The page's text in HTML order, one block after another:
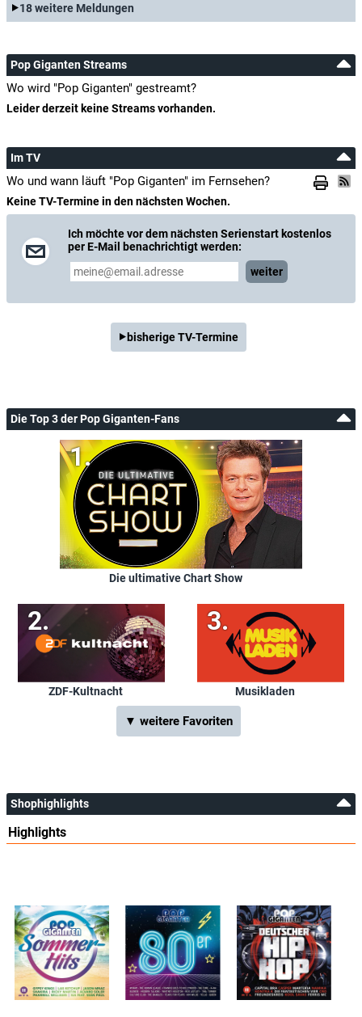
18 weitere Meldungen
Pop Giganten Streams
Wo wird "Pop Giganten" gestreamt?
Leider derzeit keine Streams vorhanden.
Im TV
Wo und wann läuft "Pop Giganten" im Fernsehen?
Keine TV-Termine in den nächsten Wochen.
Ich möchte vor dem nächsten Serienstart kostenlos
per E-Mail benachrichtigt werden:
weiter
bisherige TV-Termine
Die Top 3 der Pop Giganten-Fans
Die ultimative Chart Show
ZDF-Kultnacht Musikladen
▼ weitere Favoriten
Shophighlights
Highlights